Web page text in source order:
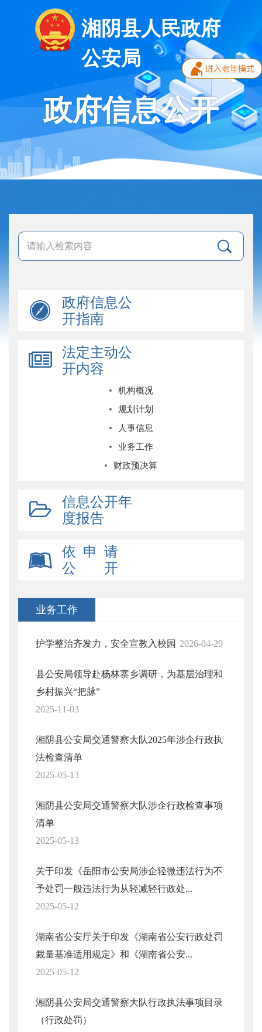
湘阴县人民政府
公安局
政府信息公开
政府信息公
开指南
法定主动公
开内容
机构概况
规划计划
人事信息
业务工作
财政预决算
信息公开年
度报告
依 申 请
公 开
业务工作
护学整治齐发力，安全宣教入校园 2026-04-29
县公安局领导赴杨林寨乡调研，为基层治理和
乡村振兴“把脉”
2025-11-03
湘阴县公安局交通警察大队2025年涉企行政执
法检查清单
2025-05-13
湘阴县公安局交通警察大队涉企行政检查事项
清单
2025-05-13
关于印发《岳阳市公安局涉企轻微违法行为不
予处罚一般违法行为从轻减轻行政处...
2025-05-12
湖南省公安厅关于印发《湖南省公安行政处罚
裁量基准适用规定》和《湖南省公安...
2025-05-12
湘阴县公安局交通警察大队行政执法事项目录
（行政处罚）